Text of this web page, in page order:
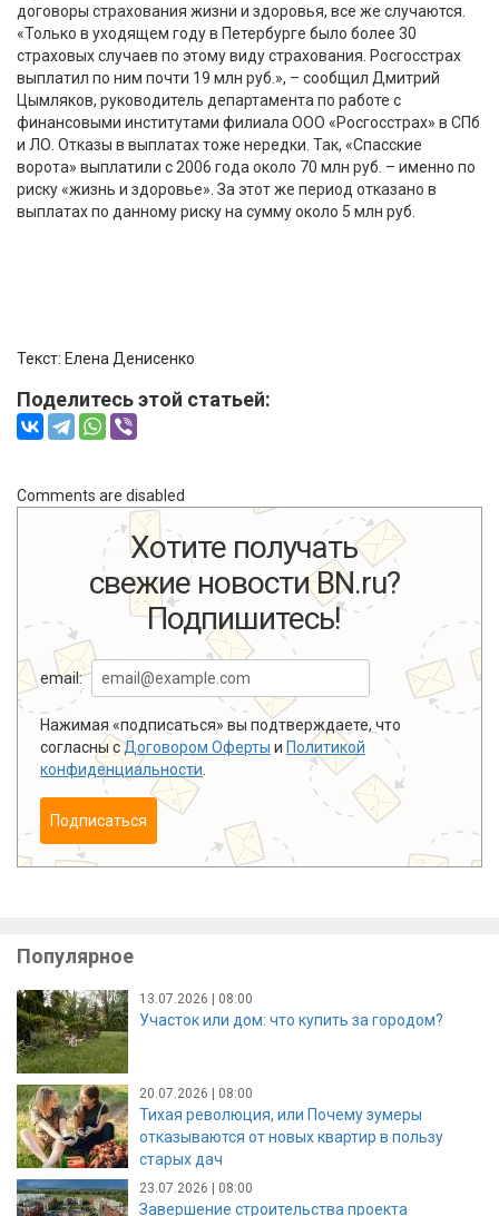
договоры страхования жизни и здоровья, все же случаются.
«Только в уходящем году в Петербурге было более 30
страховых случаев по этому виду страхования. Росгосстрах
выплатил по ним почти 19 млн руб.», – сообщил Дмитрий
Цымляков, руководитель департамента по работе с
финансовыми институтами филиала ООО «Росгосстрах» в СПб
и ЛО. Отказы в выплатах тоже нередки. Так, «Спасские
ворота» выплатили с 2006 года около 70 млн руб. – именно по
риску «жизнь и здоровье». За этот же период отказано в
выплатах по данному риску на сумму около 5 млн руб.
Текст: Елена Денисенко
Поделитесь этой статьей:
Comments are disabled
Хотите получать
свежие новости BN.ru?
Подпишитесь!
email:
Нажимая «подписаться» вы подтверждаете, что
согласны сДоговором Оферты и Политикой
конфиденциальности
Подписаться
Популярное
13.07.2026 | 08:00
Участок или дом: что купить за городом?
20.07.2026 | 08:00
Тихая революция, или Почему зумеры
отказываются от новых квартир в пользу
старых дач
23.07.2026 | 08:00
Завершение строительства проекта